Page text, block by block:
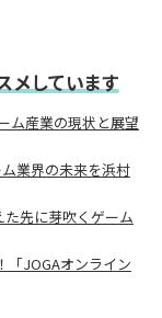
メしています
ム産業の現状と展望
業界の未来を浜村
先に芽吹くゲーム
「JOGAオンライン